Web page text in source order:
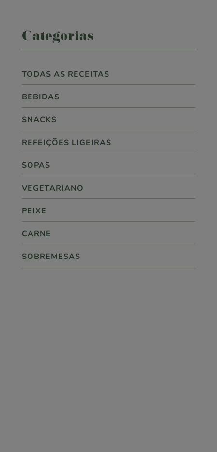
Categorias
TODAS AS RECEITAS
BEBIDAS
SNACKS
REFEIÇÕES LIGEIRAS
SOPAS
VEGETARIANO
PEIXE
CARNE
SOBREMESAS